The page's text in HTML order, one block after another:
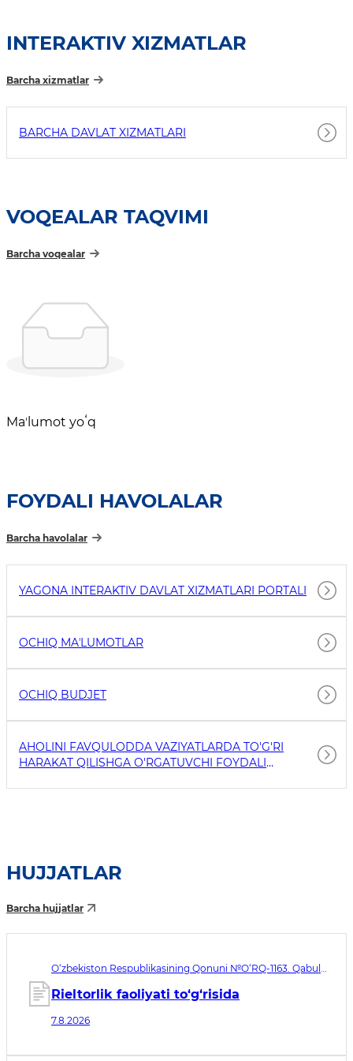
INTERAKTIV XIZMATLAR
Barcha xizmatlar
BARCHA DAVLAT XIZMATLARI
VOQEALAR TAQVIMI
Barcha voqealar
Maʼlumot yoʻq
FOYDALI HAVOLALAR
Barcha havolalar
YAGONA INTERAKTIV DAVLAT XIZMATLARI PORTALI
OCHIQ MAʼLUMOTLAR
OCHIQ BUDJET
AHOLINI FAVQULODDA VAZIYATLARDA TO'G'RI
HARAKAT QILISHGA O'RGATUVCHI FOYDALI
HUJJATLAR
Barcha hujjatlar
O‘zbekiston Respublikasining Qonuni №O‘RQ-1163. Qabul
Rieltorlik faoliyati to‘g‘risida
7.8.2026